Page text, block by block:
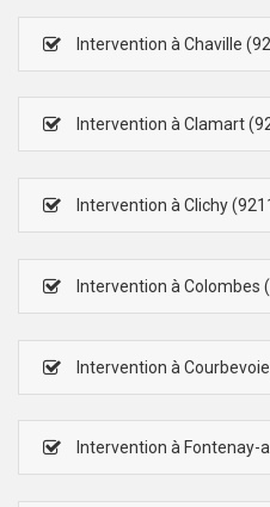
Intervention à Chaville
Intervention à Clamart
Intervention à Clichy
Intervention à Colombes
Intervention à
Intervention à Fontenay-